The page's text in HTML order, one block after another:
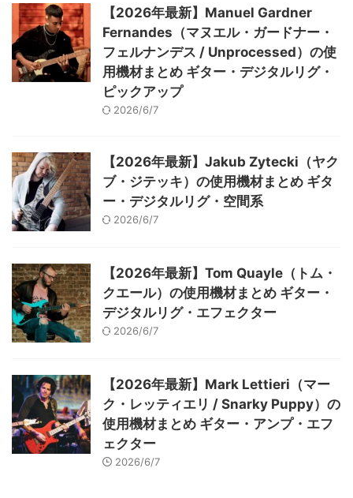
【2026年最新】Manuel Gardner
Fernandes（マヌエル・ガードナー・
フェルナンデス / Unprocessed）の使
用機材まとめ ギター・デジタルリグ・
ピックアップ
2026/6/7
【2026年最新】Jakub Zytecki（ヤク
ブ・ジテッキ）の使用機材まとめ ギタ
ー・デジタルリグ・空間系
2026/6/7
【2026年最新】Tom Quayle（トム・
クエール）の使用機材まとめ ギター・
デジタルリグ・エフェクター
2026/6/7
【2026年最新】Mark Lettieri（マー
ク・レッティエリ / Snarky Puppy）の
使用機材まとめ ギター・アンプ・エフ
ェクター
2026/6/7